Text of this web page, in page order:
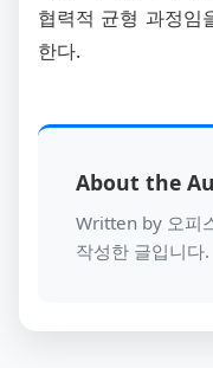
협력적 균형 과정임
한다.
About the
Written by 오피
작성한 글입니다.